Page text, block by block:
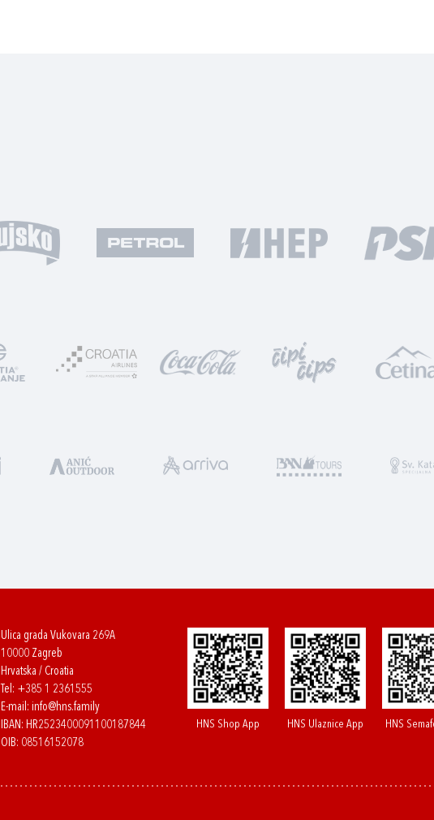
Ulica grada Vukovara 269A
10000 Zagreb
Hrvatska / Croatia
Tel: +385 1 2361555
E-mail: info@hns.family
IBAN: HR2523400091100187844
OIB: 08516152078
HNS Shop App HNS Ulaznice App HNS